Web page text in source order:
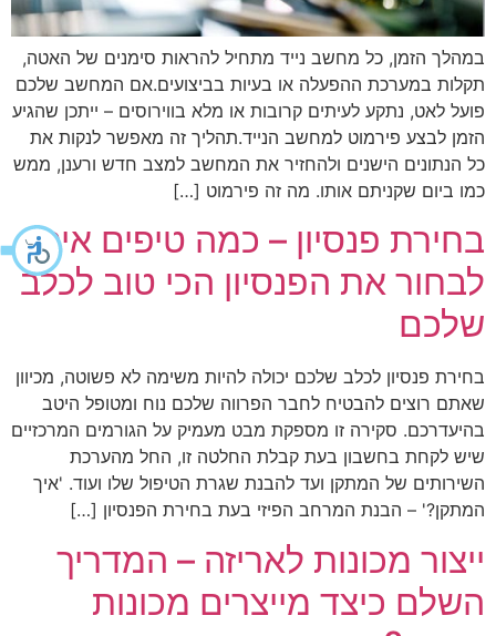
במהלך הזמן, כל מחשב נייד מתחיל להראות סימנים של האטה,
תקלות במערכת ההפעלה או בעיות בביצועים.אם המחשב שלכם
פועל לאט, נתקע לעיתים קרובות או מלא בווירוסים – ייתכן שהגיע
הזמן לבצע פירמוט למחשב הנייד.תהליך זה מאפשר לנקות את
כל הנתונים הישנים ולהחזיר את המחשב למצב חדש ורענן, ממש
כמו ביום שקניתם אותו. מה זה פירמוט […]
בחירת פנסיון – כמה טיפים איך
לבחור את הפנסיון הכי טוב לכלב
שלכם
בחירת פנסיון לכלב שלכם יכולה להיות משימה לא פשוטה, מכיוון
שאתם רוצים להבטיח לחבר הפרווה שלכם נוח ומטופל היטב
בהיעדרכם. סקירה זו מספקת מבט מעמיק על הגורמים המרכזיים
שיש לקחת בחשבון בעת קבלת החלטה זו, החל מהערכת
השירותים של המתקן ועד להבנת שגרת הטיפול שלו ועוד. 'איך
המתקן?' – הבנת המרחב הפיזי בעת בחירת הפנסיון […]
ייצור מכונות לאריזה – המדריך
השלם כיצד מייצרים מכונות